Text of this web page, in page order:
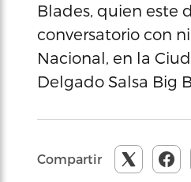
Blades, quien este
conversatorio con
Nacional, en la
Delgado Salsa Big
Compartir